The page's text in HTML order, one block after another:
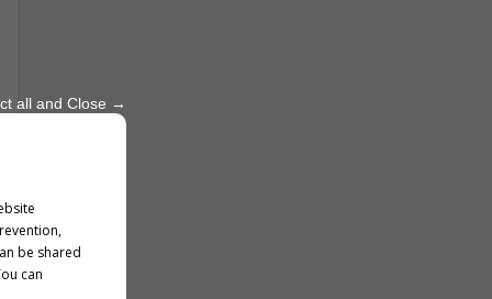
all and Close →
be shared
can